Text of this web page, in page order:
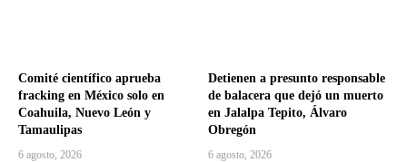
Comité científico aprueba
fracking en México solo en
Coahuila, Nuevo León y
Tamaulipas
6 agosto, 2026
Detienen a presunto responsable
de balacera que dejó un muerto
en Jalalpa Tepito, Álvaro
Obregón
6 agosto, 2026